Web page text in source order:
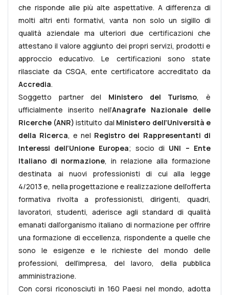
che risponde alle più alte aspettative. A differenza di
molti altri enti formativi, vanta non solo un sigillo di
qualità aziendale ma ulteriori due certificazioni che
attestano il valore aggiunto dei propri servizi, prodotti e
approccio educativo. Le certificazioni sono state
rilasciate da CSQA, ente certificatore accreditato da
Accredia.
Soggetto partner del Ministero del Turismo, è
ufficialmente inserito nell’Anagrafe Nazionale delle
Ricerche (ANR) istituito dal Ministero dell’Università e
della Ricerca, e nel Registro dei Rappresentanti di
Interessi dell’Unione Europea; socio di UNI – Ente
Italiano di normazione, in relazione alla formazione
destinata ai nuovi professionisti di cui alla legge
4/2013 e, nella progettazione e realizzazione dell’offerta
formativa rivolta a professionisti, dirigenti, quadri,
lavoratori, studenti, aderisce agli standard di qualità
emanati dall’organismo italiano di normazione per offrire
una formazione di eccellenza, rispondente a quelle che
sono le esigenze e le richieste del mondo delle
professioni, dell’impresa, del lavoro, della pubblica
amministrazione.
Con corsi riconosciuti in 160 Paesi nel mondo, adotta